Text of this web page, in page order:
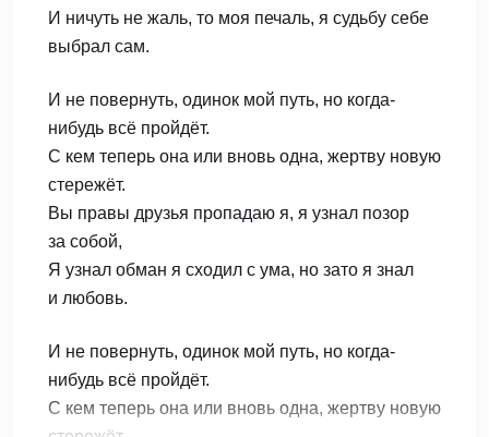
И ничуть не жаль, то моя печаль, я судьбу себе
выбрал сам.
И не повернуть, одинок мой путь, но когда-
нибудь всё пройдёт.
С кем теперь она или вновь одна, жертву новую
стережёт.
Вы правы друзья пропадаю я, я узнал позор
за собой,
Я узнал обман я сходил с ума, но зато я знал
и любовь.
И не повернуть, одинок мой путь, но когда-
нибудь всё пройдёт.
С кем теперь она или вновь одна, жертву новую